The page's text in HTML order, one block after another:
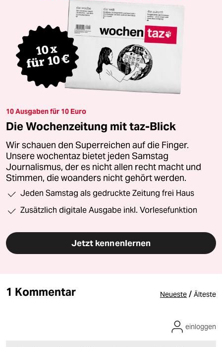
10 Ausgaben für 10 Euro
Die Wochenzeitung mit taz-Blick
Wir schauen den Superreichen auf die Finger.
Unsere wochentaz bietet jeden Samstag
Journalismus, der es nicht allen recht macht und
Stimmen, die woanders nicht gehört werden.
Jeden Samstag als gedruckte Zeitung frei Haus
Zusätzlich digitale Ausgabe inkl. Vorlesefunktion
Jetzt kennenlernen
1 Kommentar Neueste / Älteste
einloggen